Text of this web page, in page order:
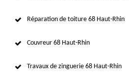
Réparation de toiture 68 Haut-Rhin
Couvreur 68 Haut-Rhin
Travaux de zinguerie 68 Haut-Rhin